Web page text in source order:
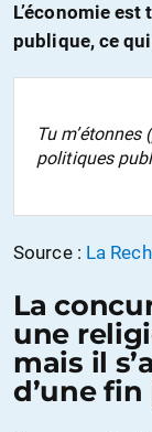
L’économie
publique, ce
Tu
politiques
Source : La
La
une
mais il
d’une fin